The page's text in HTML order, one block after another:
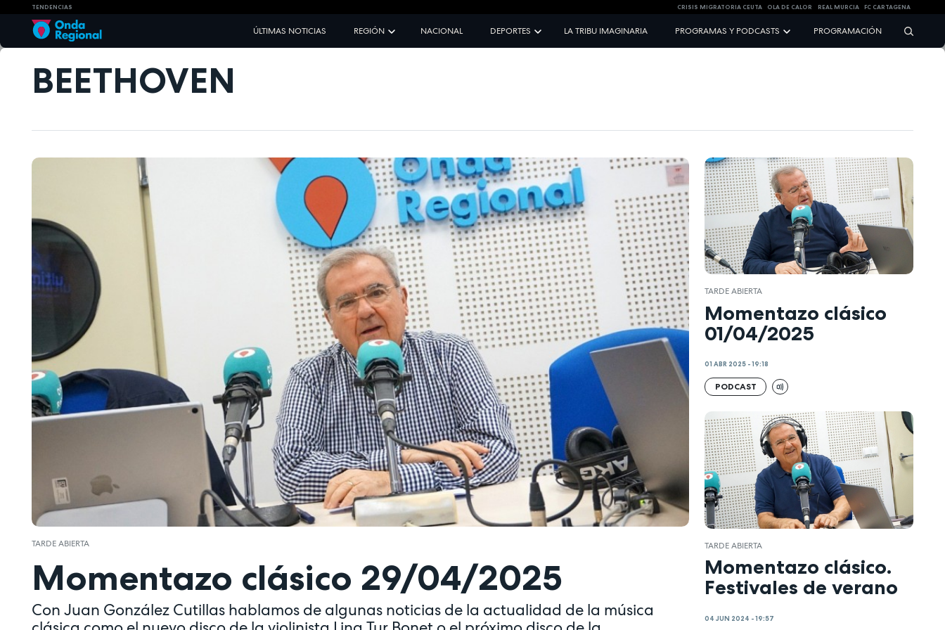
TENDENCIAS CRISIS MIGRATORIA CEUTA OLA DE CALOR REAL MURCIA FC CARTAGENA
ÚLTIMAS NOTICIAS REGIÓN NACIONAL DEPORTES LA TRIBU IMAGINARIA PROGRAMAS Y PODCASTS PROGRAMACIÓN
BEETHOVEN
TARDE ABIERTA
Momentazo clásico 29/04/2025
Con Juan González Cutillas hablamos de algunas noticias de la actualidad de la música
TARDE ABIERTA
Momentazo clásico
01/04/2025
01 ABR 2025 - 19:18
PODCAST
TARDE ABIERTA
Momentazo clásico.
Festivales de verano
04 JUN 2024 - 19:57